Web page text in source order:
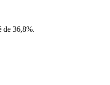
de 36,8%.